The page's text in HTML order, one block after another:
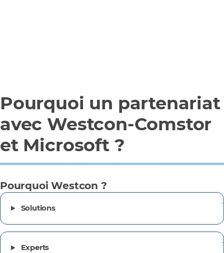
Pourquoi un partenariat
avec Westcon-Comstor
et Microsoft ?
Pourquoi Westcon ?
Solutions
Experts